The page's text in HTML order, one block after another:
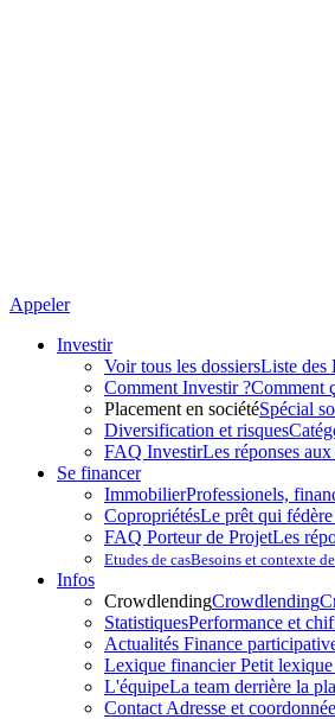
Appeler
Investir
Voir tous les dossiersListe des
Comment Investir ?Comment
Placement en sociétéSpécial
Diversification et risques
FAQ InvestirLes réponses
Se financer
ImmobilierProfessionels,
CopropriétésLe prêt qui
FAQ Porteur de ProjetLes
Etudes de casBesoins et contexte
Infos
CrowdlendingCrowdlending
StatistiquesPerformance et
Actualités Finance
Lexique financierPetit lexique
L'équipeLa team derrière la
Contact Adresse et